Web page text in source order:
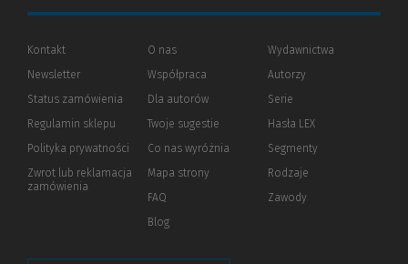
Kontakt
Newsletter
Status zamówienia
Regulamin sklepu
Polityka prywatności (Nowe
(Link
innej
Zwrot lub reklamacja
zamówienia
O nas
Współpraca
Dla autorów(Nowe
(Link
innej
strony)
Twoje sugestie
Co nas wyróżnia
Mapa strony
FAQ
Blog
Wydawnictwa
Autorzy
Serie
Hasła LEX
Segmenty
Rodzaje
Zawody